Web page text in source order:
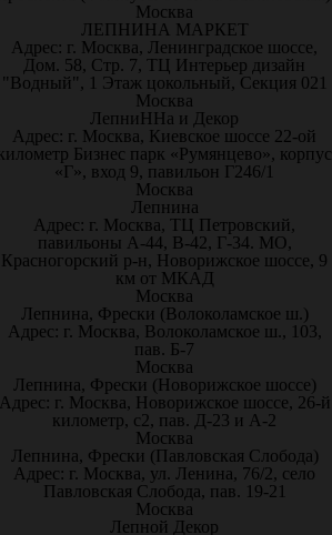
Москва
ЛЕПНИНА МАРКЕТ
Адрес: г. Москва, Ленинградское шоссе,
Дом. 58, Стр. 7, ТЦ Интерьер дизайн
"Водный", 1 Этаж цокольный, Секция 021
Москва
ЛепниННа и Декор
Адрес: г. Москва, Киевское шоссе 22-ой
Бизнес парк «Румянцево», корпус
«Г», вход 9, павильон Г246/1
Москва
Лепнина
Адрес: г. Москва, ТЦ Петровский,
павильоны А-44, В-42, Г-34. МО,
Красногорский р-н, Новорижское шоссе, 9
км от МКАД
Москва
Лепнина, Фрески (Волоколамское ш.)
Адрес: г. Москва, Волоколамское ш., 103,
пав. Б-7
Москва
Лепнина, Фрески (Новорижское шоссе)
г. Москва, Новорижское шоссе, 26-й
километр, с2, пав. Д-23 и А-2
Москва
Лепнина, Фрески (Павловская Слобода)
Адрес: г. Москва, ул. Ленина, 76/2, село
Павловская Слобода, пав. 19-21
Москва
Лепной Декор